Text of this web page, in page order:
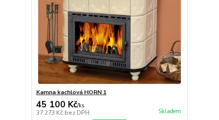
Kamna kachlová HORN 1
45 100 Kč/ks
37 273 Kč bez DPH Skladem